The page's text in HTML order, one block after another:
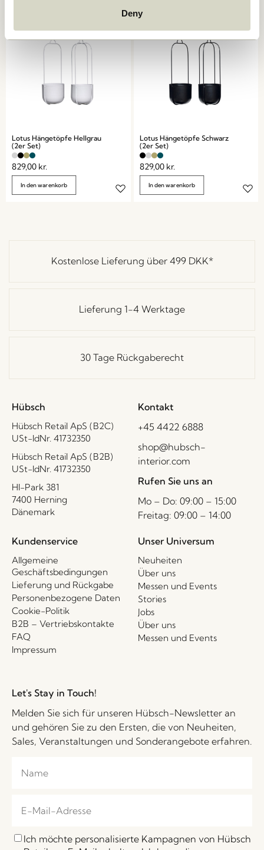
Deny
Lotus Hängetöpfe Hellgrau
(2er Set)
829,00 kr.
In den warenkorb
Lotus Hängetöpfe Schwarz
(2er Set)
829,00 kr.
In den warenkorb
Kostenlose Lieferung über 499 DKK*
Lieferung 1-4 Werktage
30 Tage Rückgaberecht
Hübsch
Hübsch Retail ApS (B2C)
USt-IdNr. 41732350
Hübsch Retail ApS (B2B)
USt-IdNr. 41732350
HI-Park 381
7400 Herning
Dänemark
Kontakt
+45 4422 6888
shop@hubsch-
interior.com
Rufen Sie uns an
Mo – Do: 09:00 – 15:00
Freitag: 09:00 – 14:00
Kundenservice
Allgemeine
Geschäftsbedingungen
Lieferung und Rückgabe
Personenbezogene Daten
Cookie-Politik
B2B – Vertriebskontakte
FAQ
Impressum
Unser Universum
Neuheiten
Über uns
Messen und Events
Stories
Jobs
Über uns
Messen und Events
Let's Stay in Touch!
Melden Sie sich für unseren Hübsch-Newsletter an
und gehören Sie zu den Ersten, die von Neuheiten,
Sales, Veranstaltungen und Sonderangebote erfahren.
Ich möchte personalisierte Kampagnen von Hübsch